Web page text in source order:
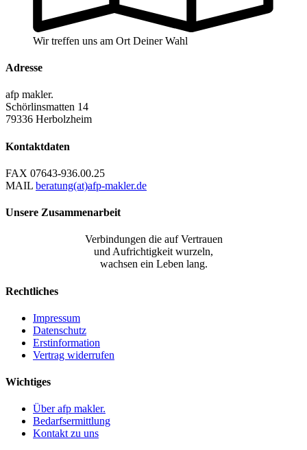
Wir treffen uns am Ort Deiner Wahl
Adresse
afp makler.
Schörlinsmatten 14
79336 Herbolzheim
Kontaktdaten
FAX 07643-936.00.25
MAIL beratung(at)afp-makler.de
Unsere Zusammenarbeit
Verbindungen die auf Vertrauen
und Aufrichtigkeit wurzeln,
wachsen ein Leben lang.
Rechtliches
Impressum
Datenschutz
Erstinformation
Vertrag widerrufen
Wichtiges
Über afp makler.
Bedarfsermittlung
Kontakt zu uns